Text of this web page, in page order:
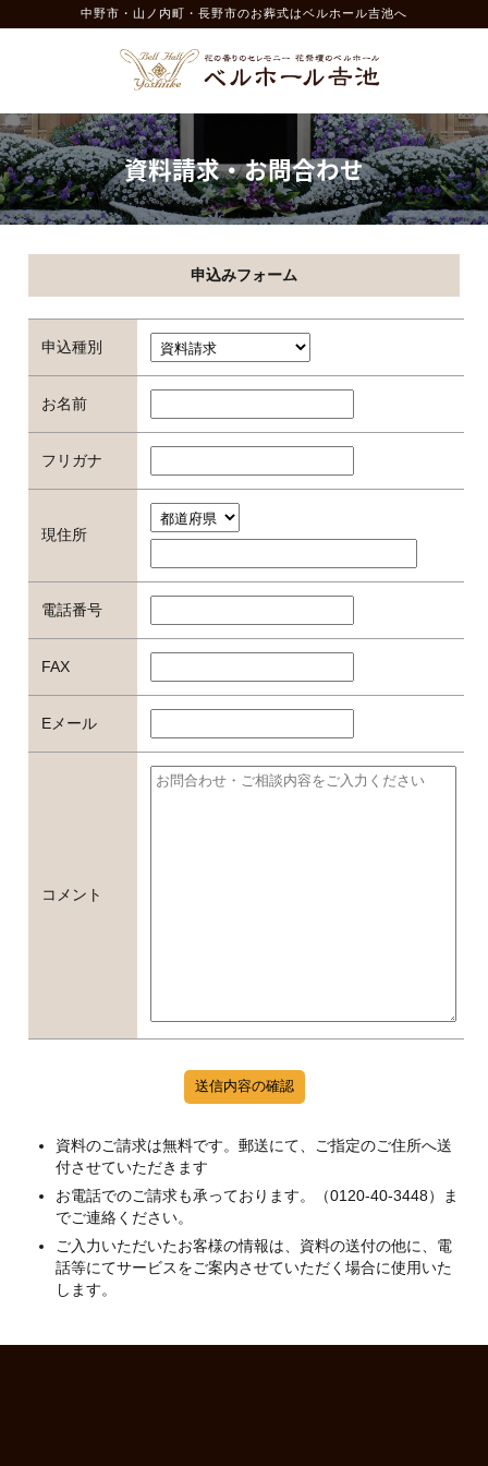
中野市・山ノ内町・長野市のお葬式はベルホール吉池へ
資料請求・お問合わせ
申込みフォーム
申込種別
お名前
フリガナ
現住所
電話番号
FAX
Eメール
コメント
資料のご請求は無料です。郵送にて、ご指定のご住所へ送
付させていただきます
お電話でのご請求も承っております。（0120-40-3448）ま
でご連絡ください。
ご入力いただいたお客様の情報は、資料の送付の他に、電
話等にてサービスをご案内させていただく場合に使用いた
します。